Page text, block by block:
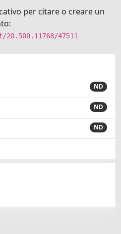
per citare o creare un
47511
ND
ND
ND